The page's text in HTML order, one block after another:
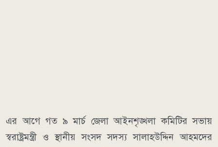
এর আগে গত ৯ মার্চ জেলা আইনশৃঙ্খলা কমিটির সভায়
স্বরাষ্ট্রমন্ত্রী ও স্থানীয় সংসদ সদস্য সালাহউদ্দিন আহমদের